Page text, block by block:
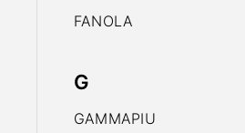
FANOLA
G
GAMMAPIU